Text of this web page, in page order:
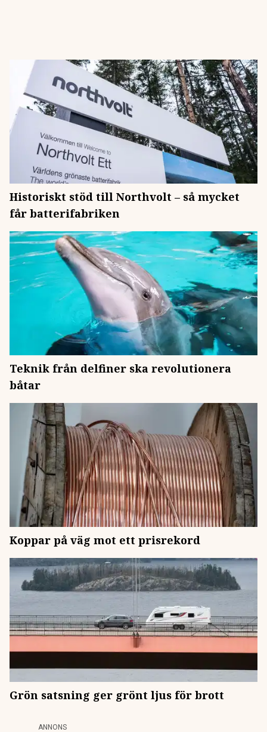
Historiskt stöd till Northvolt – så mycket
får batterifabriken
Teknik från delfiner ska revolutionera
båtar
Koppar på väg mot ett prisrekord
Grön satsning ger grönt ljus för brott
ANNONS